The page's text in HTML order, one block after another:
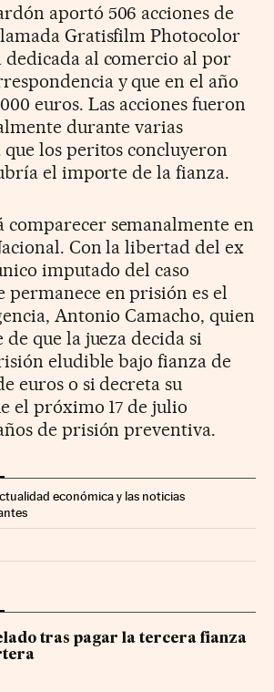
aportó 506 acciones de
Gratisfilm Photocolor
dedicada al comercio al por
y que en el año
euros. Las acciones fueron
durante varias
que los peritos concluyeron
el importe de la fianza.
comparecer semanalmente en
Con la libertad del ex
imputado del caso
permanece en prisión es el
Antonio Camacho, quien
que la jueza decida si
eludible bajo fianza de
euros o si decreta su
el próximo 17 de julio
de prisión preventiva.
económica y las noticias
en Facebook
Días en Twitter
tras pagar la tercera fianza